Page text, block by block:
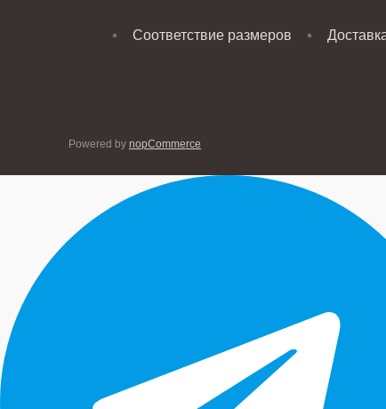
Соответствие размеров
Powered by nopCommerce